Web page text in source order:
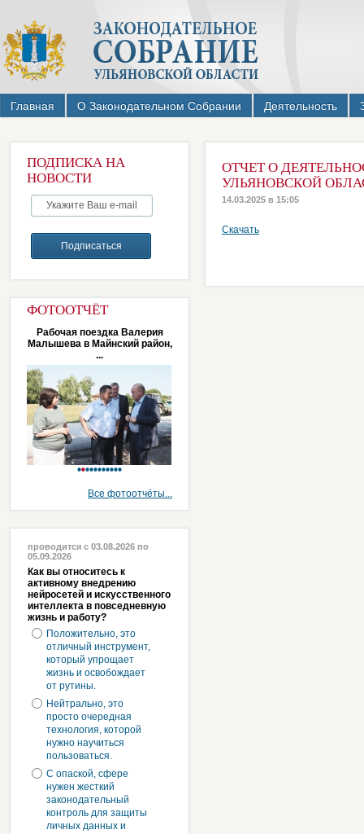
Главная О Законодательном Собрании Деятельность
ПОДПИСКА НА
НОВОСТИ
ФОТООТЧЁТ
Рабочая поездка Валерия
Малышева в Майнский район,
...
Все фотоотчёты...
проводится с 03.08.2026 по
05.09.2026
Как вы относитесь к
активному внедрению
нейросетей и искусственного
интеллекта в повседневную
жизнь и работу?
Положительно, это
отличный инструмент,
который упрощает
жизнь и освобождает
от рутины.
Нейтрально, это
просто очередная
технология, которой
нужно научиться
пользоваться.
С опаской, сфере
нужен жесткий
законодательный
контроль для защиты
личных данных и
ОТЧЕТ О
УЛЬЯНОВСКОЙ
14.03.2025 в 15:05
Скачать